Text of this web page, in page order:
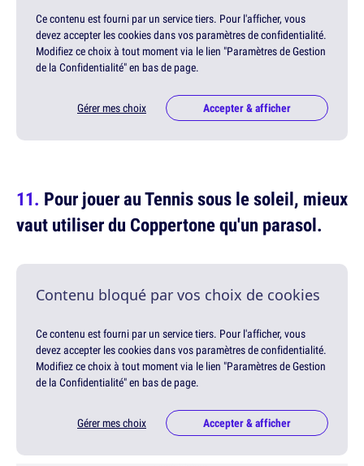
Ce contenu est fourni par un service tiers. Pour l'afficher, vous
devez accepter les cookies dans vos paramètres de confidentialité.
Modifiez ce choix à tout moment via le lien "Paramètres de Gestion
de la Confidentialité" en bas de page.
Gérer mes choix Accepter & afficher
Pour jouer au Tennis sous le soleil, mieux
vaut utiliser du Coppertone qu'un parasol.
Contenu bloqué par vos choix de cookies
Ce contenu est fourni par un service tiers. Pour l'afficher, vous
devez accepter les cookies dans vos paramètres de confidentialité.
Modifiez ce choix à tout moment via le lien "Paramètres de Gestion
de la Confidentialité" en bas de page.
Gérer mes choix Accepter & afficher